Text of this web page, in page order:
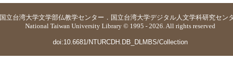
国立台湾大学文学部仏教学センター ． 国立台湾大学デジタル人文学科研究セン
National Taiwan University Library © 1995 - 2026. All rights reserved
doi:10.6681/NTURCDH.DB_DLMBS/Collection